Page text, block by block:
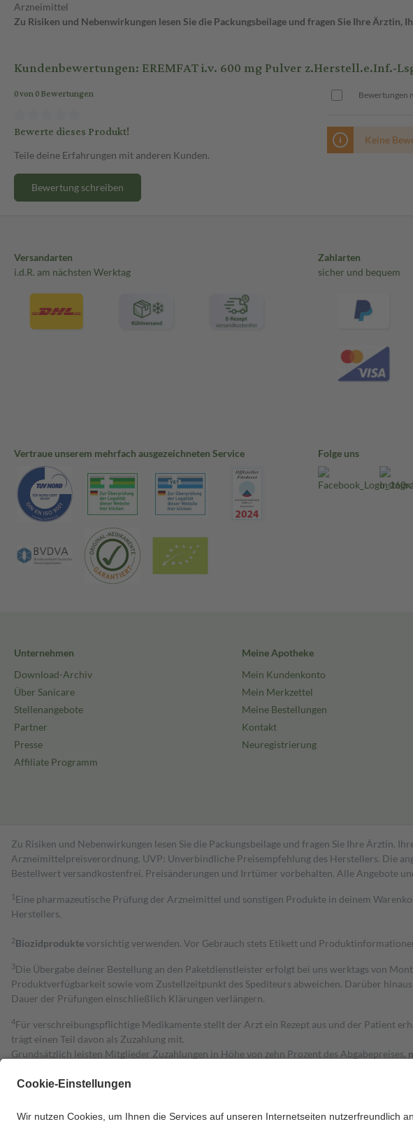
Arzneimittel
Zu Risiken und Nebenwirkungen lesen Sie die Packungsbeilage und fragen Sie Ihre Ärztin,
Kundenbewertungen: EREMFAT i.v. 600 mg Pulver z.Herstell.e.Inf.-
0 von 0 Bewertungen
Bewerte dieses Produkt!
Teile deine Erfahrungen mit anderen Kunden.
Bewertung schreiben
Bewertungen
Keine
Versandarten
i.d.R. am nächsten Werktag
Zahlarten
sicher und bequem
Vertraue unserem mehrfach ausgezeichneten Service Folge uns
Unternehmen
Download-Archiv
Über Sanicare
Stellenangebote
Partner
Presse
Affiliate Programm
Meine Apotheke
Mein Kundenkonto
Mein Merkzettel
Meine Bestellungen
Kontakt
Neuregistrierung
Zu Risiken und Nebenwirkungen lesen Sie die Packungsbeilage und fragen Sie Ihre Ärztin,
Arzneimittelpreisverordnung. UVP: Unverbindliche Preisempfehlung des Herstellers. Die
Bestell­wert versand­kosten­frei. Preisänderungen und Irrtümer vorbehalten. Alle Angebote
1 Eine pharmazeutische Prüfung der Arzneimittel und sonstigen Produkte in deinem
Herstellers.
2Biozidproduktevorsichtig verwenden. Vor Gebrauch stets Etikett und
3Die Übergabe deiner Bestellung an den Paketdienstleister erfolgt bei uns werktags von
Produktverfügbarkeit sowie vom Zustellzeitpunkt des Spediteurs abweichen. Darüber
Dauer der Prüfungen einschließlich Klärungen verlängern.
4Für verschreibungspflichtige Medikamente stellt der Arzt ein Rezept aus und der Patient
trägt einen Teil davon als Zuzahlung mit.
Grundsätzlich leisten Mitglieder Zuzahlungen in Höhe von zehn Prozent des Abgabepreises,
Diese Regeln gelten grundsätzlich auch für Online-Apotheken.
Um das Engagement der Versicherten für ihre eigene Gesundheit zu stärken und die